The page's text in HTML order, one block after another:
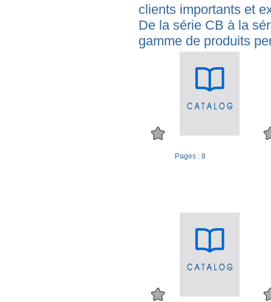
clients importants et
De la série CB à la
gamme de produits
Pages : 8